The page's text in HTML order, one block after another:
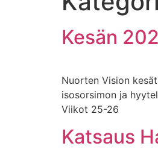
Kesän
Nuorten Vision
isosorsimon ja
Viikot 25-26
Katsaus